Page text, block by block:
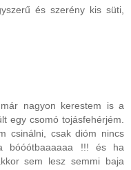
és szerény kis süti,
nagyon kerestem is a
egy csomó tojásfehérjém.
csinálni, csak dióm nincs
bóóótbaaaaaa !!! és ha
sem lesz semmi baja